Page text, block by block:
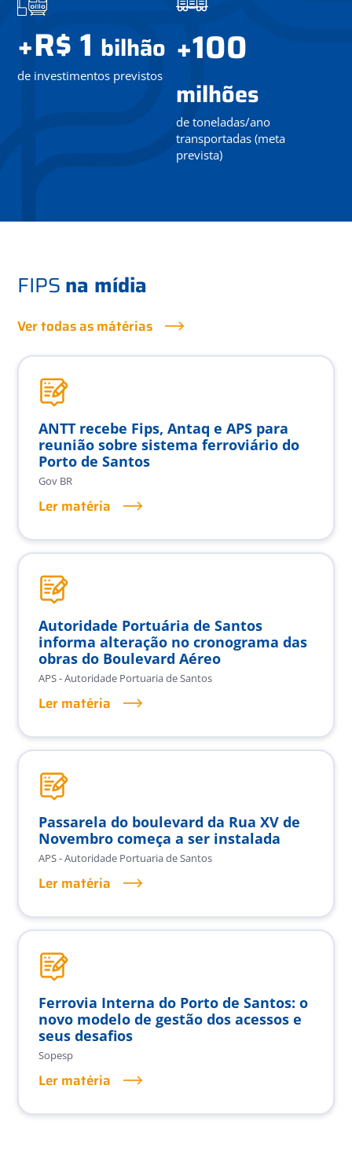
+R$ 1 bilhão
de investimentos previstos
+100
milhões
de toneladas/ano
transportadas (meta
prevista)
FIPSna mídia
Ver todas as mátérias
ANTT recebe Fips, Antaq e APS para
reunião sobre sistema ferroviário do
Porto de Santos
Gov BR
Ler matéria
Autoridade Portuária de Santos
informa alteração no cronograma das
obras do Boulevard Aéreo
APS - Autoridade Portuaria de Santos
Ler matéria
Passarela do boulevard da Rua XV de
Novembro começa a ser instalada
APS - Autoridade Portuaria de Santos
Ler matéria
Ferrovia Interna do Porto de Santos: o
novo modelo de gestão dos acessos e
seus desafios
Sopesp
Ler matéria